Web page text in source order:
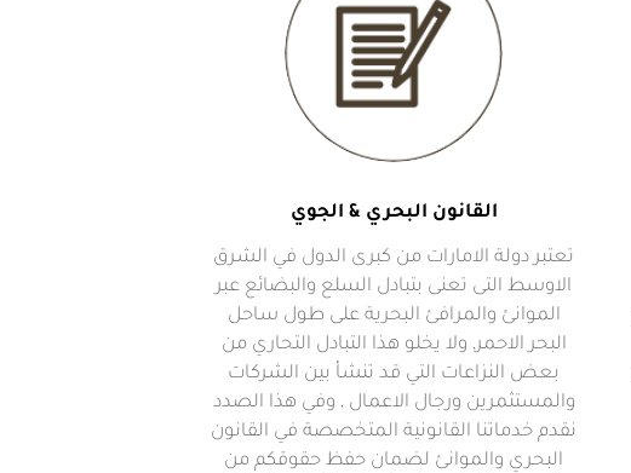
القانون البحري & الجوي
تعتبر دولة الامارات من كبرى الدول في الشرق
الاوسط التى تعنى بتبادل السلع والبضائع عبر
الموانئ والمرافئ البحرية على طول ساحل
البحر الاحمر, ولا يخلو هذا التبادل التحاري من
بعض النزاعات التي قد تنشأ بين الشركات
والمستثمرين ورجال الاعمال , وفي هذا الصدد
نقدم خدماتنا القانونية المتخصصة في القانون
البحري والموانئ لضمان حفظ حقوقكم من